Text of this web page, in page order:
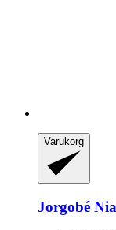
Varukorg
Jorgobé